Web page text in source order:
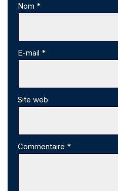
Nom *
E-mail *
Site web
Commentaire *